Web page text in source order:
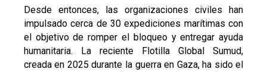
Desde entonces, las organizaciones civiles han
impulsado cerca de 30 expediciones marítimas con
el objetivo de romper el bloqueo y entregar ayuda
humanitaria. La reciente Flotilla Global Sumud,
creada en 2025 durante la guerra en Gaza, ha sido el